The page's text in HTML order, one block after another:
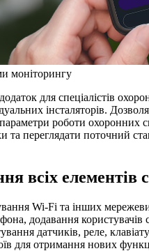
для спеціалістів
інсталяторів.
роботи охоронних
та переглядати поточний
всіх елементів
Wi-Fi та інших
додавання користувачів
датчиків, реле,
для отримання нових